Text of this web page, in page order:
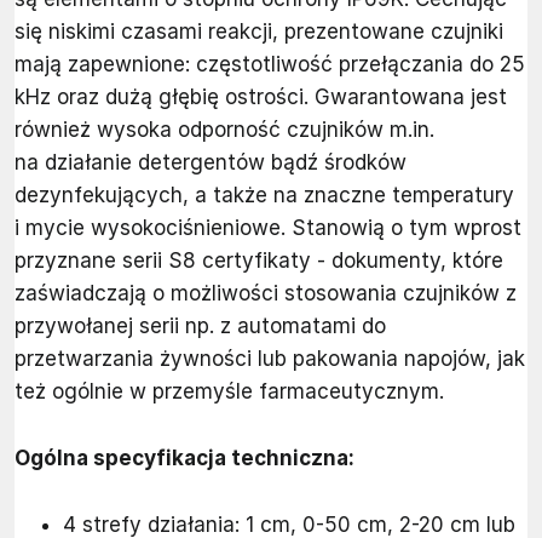
się niskimi czasami reakcji, prezentowane czujniki
mają zapewnione: częstotliwość przełączania do 25
kHz oraz dużą głębię ostrości. Gwarantowana jest
również wysoka odporność czujników m.in.
na działanie detergentów bądź środków
dezynfekujących, a także na znaczne temperatury
i mycie wysokociśnieniowe. Stanowią o tym wprost
przyznane serii S8 certyfikaty - dokumenty, które
zaświadczają o możliwości stosowania czujników z
przywołanej serii np. z automatami do
przetwarzania żywności lub pakowania napojów, jak
też ogólnie w przemyśle farmaceutycznym.
Ogólna specyfikacja techniczna:
4 strefy działania: 1 cm, 0-50 cm, 2-20 cm lub